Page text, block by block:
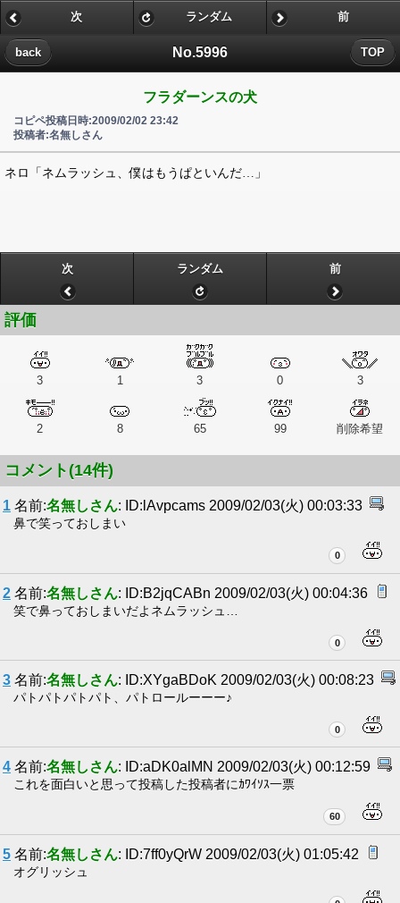
No.5996
back TOP
次 ランダム 前
フラダーンスの犬
コピペ投稿日時:2009/02/02 23:42
投稿者:名無しさん
ネロ「ネムラッシュ、僕はもうぱといんだ…」
次 ランダム 前
評価
3 1 3 0 3
2 8 65 99 削除希望
コメント(14件)
1 名前:名無しさん: ID:lAvpcams 2009/02/03(火) 00:03:33
鼻で笑っておしまい
0
2 名前:名無しさん: ID:B2jqCABn 2009/02/03(火) 00:04:36
笑で鼻っておしまいだよネムラッシュ…
0
3 名前:名無しさん: ID:XYgaBDoK 2009/02/03(火) 00:08:23
パトパトパトパト、パトロールーーー♪
0
4 名前:名無しさん: ID:aDK0alMN 2009/02/03(火) 00:12:59
これを面白いと思って投稿した投稿者にｶﾜｲｿｽ一票
60
5 名前:名無しさん: ID:7ff0yQrW 2009/02/03(火) 01:05:42
オグリッシュ